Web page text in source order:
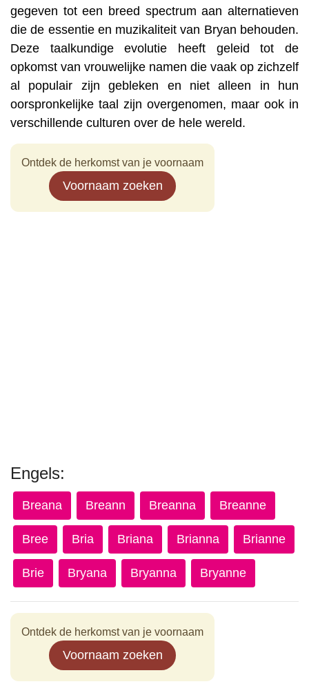
gegeven tot een breed spectrum aan alternatieven
die de essentie en muzikaliteit van Bryan behouden.
Deze taalkundige evolutie heeft geleid tot de
opkomst van vrouwelijke namen die vaak op zichzelf
al populair zijn gebleken en niet alleen in hun
oorspronkelijke taal zijn overgenomen, maar ook in
verschillende culturen over de hele wereld.
Ontdek de herkomst van je voornaam
Voornaam zoeken
Engels:
Breana Breann Breanna Breanne
Bree Bria Briana Brianna Brianne
Brie Bryana Bryanna Bryanne
Ontdek de herkomst van je voornaam
Voornaam zoeken